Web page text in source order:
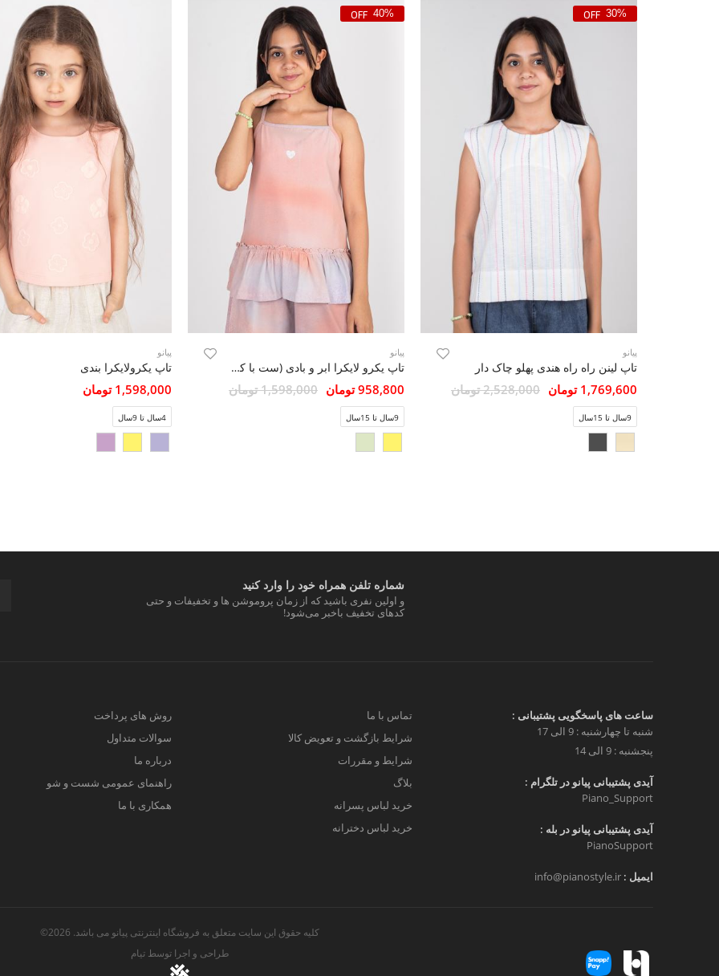
30%
پیانو
تاپ لینن راه راه هندی پهلو چاک دار
1,769,600 تومان 2,528,000 تومان
9سال تا 15سال
40%
پیانو
تاپ یکرو لایکرا ابر و بادی (ست با کد 10444)
958,800 تومان 1,598,000 تومان
9سال تا 15سال
پیانو
تاپ یکرولایکرا بندی
1,598,000 تومان
4سال تا 9سال
شماره تلفن همراه خود را وارد کنید
و اولین نفری باشید که از زمان پروموشن ها و تخفیفات و حتی
کدهای تخفیف باخبر می‌شود!
ساعت های پاسخگویی پشتیبانی :
شنبه تا چهارشنبه : 9 الی 17
پنجشنبه : 9 الی 14
آیدی پشتیبانی پیانو در تلگرام :
Piano_Support
آیدی پشتیبانی پیانو در بله :
PianoSupport
ایمیل : info@pianostyle.ir
تماس با ما
شرایط بازگشت و تعویض کالا
شرایط و مقررات
بلاگ
خرید لباس پسرانه
خرید لباس دخترانه
روش های پرداخت
سوالات متداول
درباره ما
راهنمای عمومی شست و شو
همکاری با ما
کلیه حقوق این سایت متعلق به فروشگاه اینترنتی پیانو می باشد. 2026©
طراحی و اجرا توسطتیام